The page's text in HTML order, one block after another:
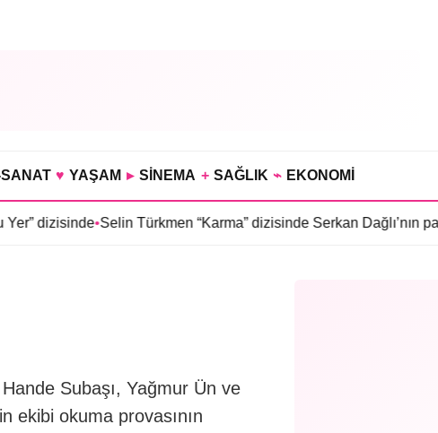
♥ YAŞAM ▸ SİNEMA + SAĞLIK ⌁ EKONOMİ
•Selin Türkmen “Karma” dizisinde Serkan Dağlı’nın partnerini
Subaşı, Yağmur Ün ve
ekibi okuma provasının